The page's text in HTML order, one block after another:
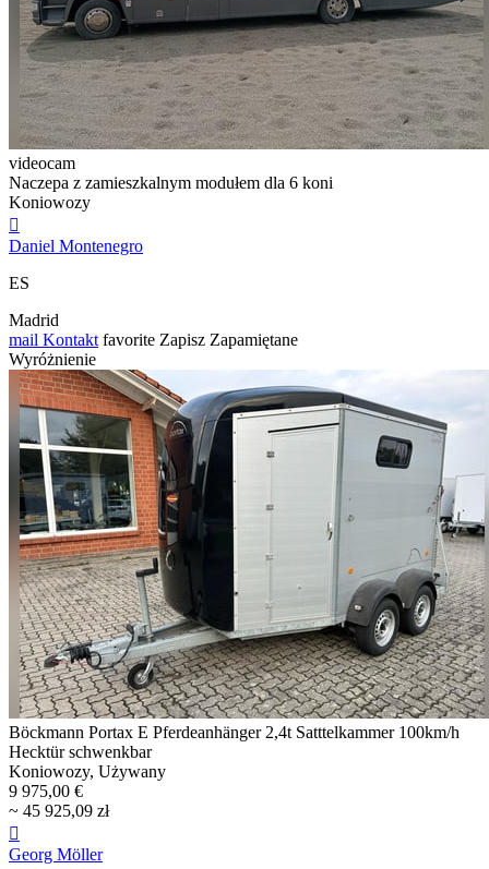
videocam
Naczepa z zamieszkalnym modułem dla 6 koni
Koniowozy

Daniel Montenegro
ES
Madrid
mail Kontakt favorite Zapisz Zapamiętane
Wyróżnienie
Böckmann Portax E Pferdeanhänger 2,4t Satttelkammer 100km/h
Hecktür schwenkbar
Koniowozy, Używany
9 975,00 €
~ 45 925,09 zł

Georg Möller